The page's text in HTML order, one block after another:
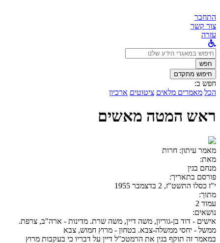
התחבר
צור קשר
עזרה
לחפש
ב:חפש
חיפוש מתקדם
חפש ב:
הכל מאמרים מלאים ציטוטים ארכיון
ראש המטה מאשים
מאמר עיתון: חרות
מאת:
מנחם בגין
פורסם בתאריך:
י"ז כסלו התשט"ז, 2 בדצמבר 1955
מתוך:
עמוד 2
נושאים:
אישים - דוד בן-גוריון, משה דיין, משה שרת. מדינות - ארה"ב, צרפת.
ממשל - יחסי ממשלה-צבא. בטחון - מרוץ חמוש, צבא
במאמר זה תוקף בגין את הרמטכ"ל דיין על דבריו כי בעקבות מרוץ